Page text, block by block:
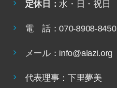
定休日： 水・日・祝日
電 話：070-8908-8450
メール：info@alazi.org
代表理事：下里夢美